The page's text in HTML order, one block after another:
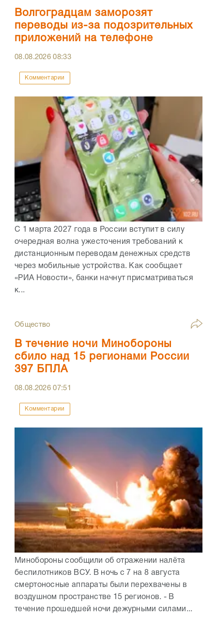
Волгоградцам заморозят
переводы из-за подозрительных
приложений на телефоне
08.08.202608:33
Комментарии
С 1 марта 2027 года в России вступит в силу
очередная волна ужесточения требований к
дистанционным переводам денежных средств
через мобильные устройства. Как сообщает
«РИА Новости», банки начнут присматриваться
к...
Общество
В течение ночи Минобороны
сбило над 15 регионами России
397 БПЛА
08.08.202607:51
Комментарии
Минобороны сообщили об отражении налёта
беспилотников ВСУ. В ночь с 7 на 8 августа
смертоносные аппараты были перехвачены в
воздушном пространстве 15 регионов. - В
течение прошедшей ночи дежурными силами...